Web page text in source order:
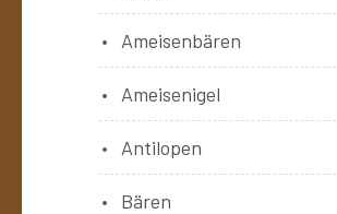
Ameisenbären
Ameisenigel
Antilopen
Bären